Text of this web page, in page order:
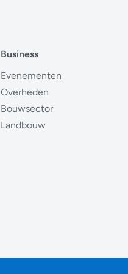
Business
Evenementen
Overheden
Bouwsector
Landbouw